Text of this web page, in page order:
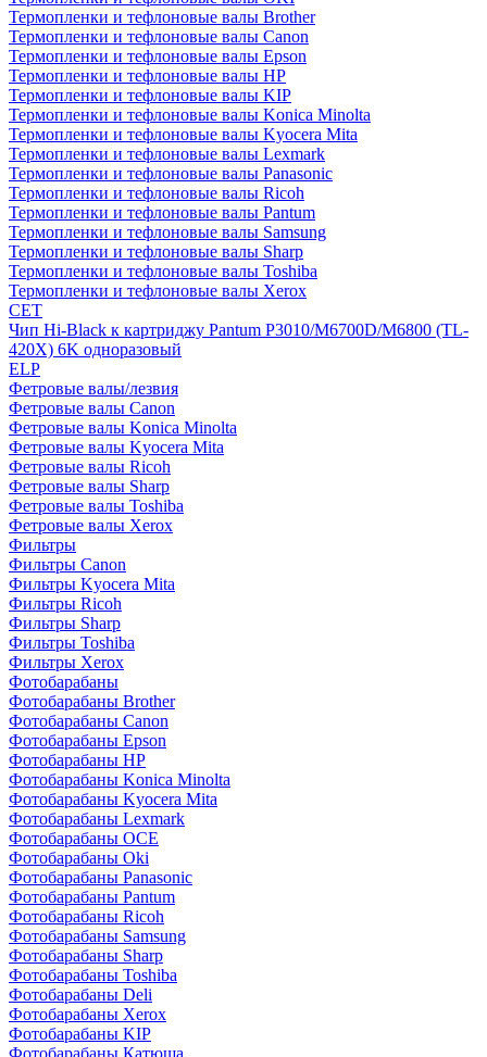
Термопленки и тефлоновые валы Brother
Термопленки и тефлоновые валы Canon
Термопленки и тефлоновые валы Epson
Термопленки и тефлоновые валы HP
Термопленки и тефлоновые валы KIP
Термопленки и тефлоновые валы Konica Minolta
Термопленки и тефлоновые валы Kyocera Mita
Термопленки и тефлоновые валы Lexmark
Термопленки и тефлоновые валы Panasonic
Термопленки и тефлоновые валы Ricoh
Термопленки и тефлоновые валы Pantum
Термопленки и тефлоновые валы Samsung
Термопленки и тефлоновые валы Sharp
Термопленки и тефлоновые валы Toshiba
Термопленки и тефлоновые валы Xerox
CET
Чип Hi-Black к картриджу Pantum P3010/M6700D/M6800 (TL-
420X) 6K одноразовый
ELP
Фетровые валы/лезвия
Фетровые валы Canon
Фетровые валы Konica Minolta
Фетровые валы Kyocera Mita
Фетровые валы Ricoh
Фетровые валы Sharp
Фетровые валы Toshiba
Фетровые валы Xerox
Фильтры
Фильтры Canon
Фильтры Kyocera Mita
Фильтры Ricoh
Фильтры Sharp
Фильтры Toshiba
Фильтры Xerox
Фотобарабаны
Фотобарабаны Brother
Фотобарабаны Canon
Фотобарабаны Epson
Фотобарабаны HP
Фотобарабаны Konica Minolta
Фотобарабаны Kyocera Mita
Фотобарабаны Lexmark
Фотобарабаны OCE
Фотобарабаны Oki
Фотобарабаны Panasonic
Фотобарабаны Pantum
Фотобарабаны Ricoh
Фотобарабаны Samsung
Фотобарабаны Sharp
Фотобарабаны Toshiba
Фотобарабаны Deli
Фотобарабаны Xerox
Фотобарабаны KIP
Фотобарабаны Катюша